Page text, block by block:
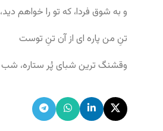
و به شوق فردا، که تو را خواهم
تنِ من پاره ای از آن تنِ توست
وقشنگ ترین شبای پُر ستاره،